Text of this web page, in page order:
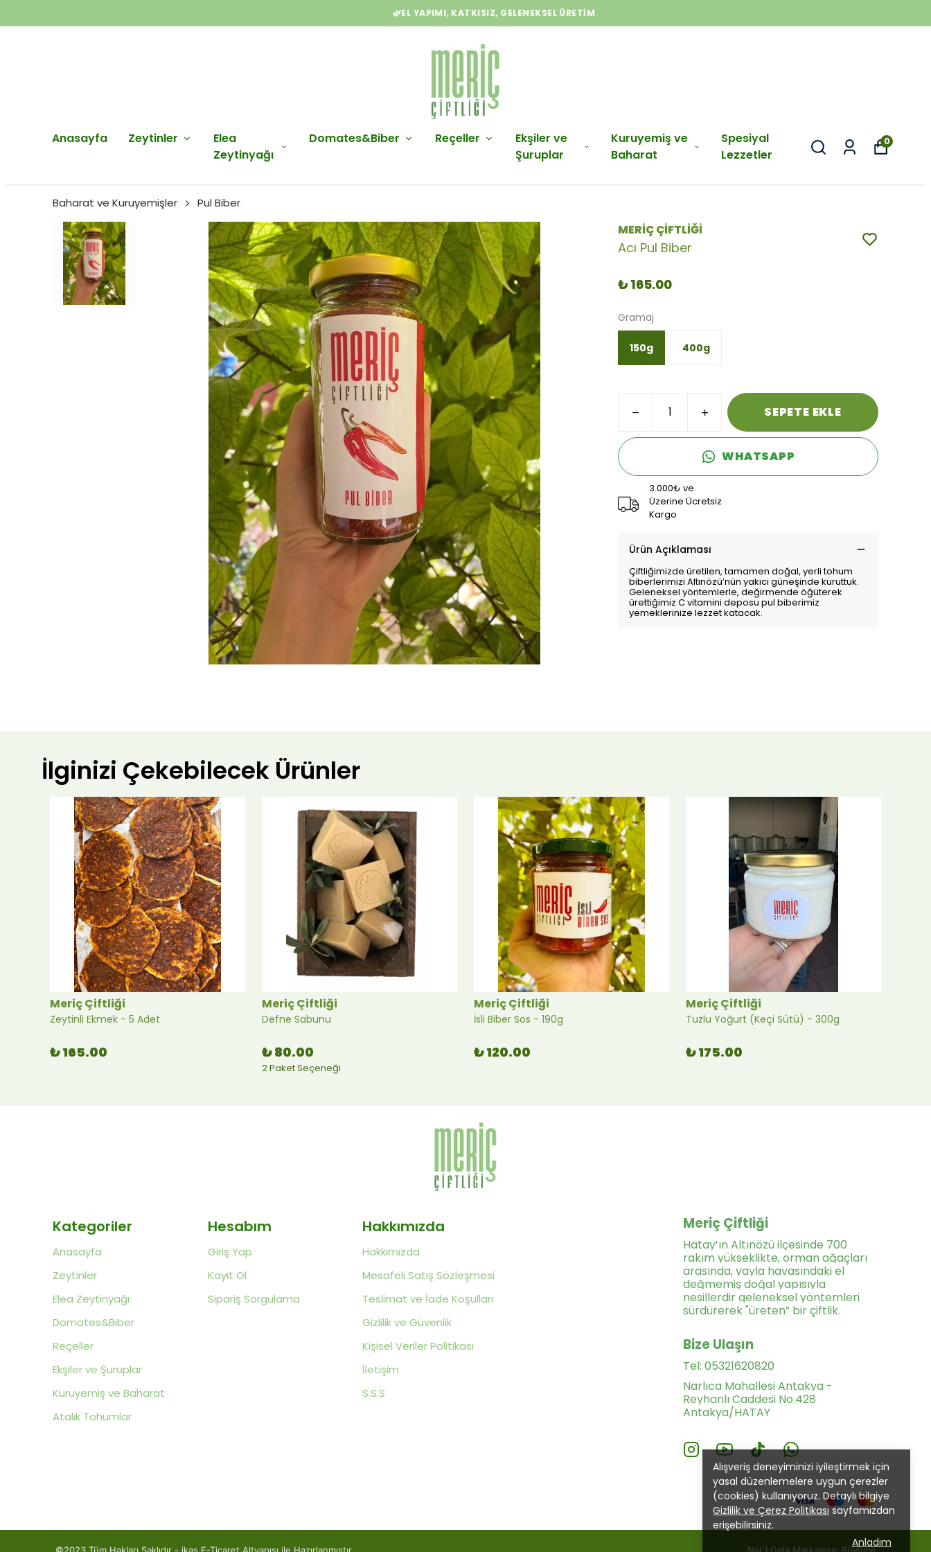
🌿EL YAPIMI, KATKISIZ, GELENEKSEL ÜRETIM
Anasayfa Zeytinler
Elea
Zeytinyağı
Domates&Biber Reçeller
Ekşiler ve
Şuruplar
Kuruyemiş ve
Baharat
Spesiyal
Lezzetler
0
Alışveriş deneyiminizi iyileştirmek için
yasal düzenlemelere uygun çerezler
(cookies) kullanıyoruz. Detaylı bilgiye
Gizlilik ve Çerez Politikasısayfamızdan
erişebilirsiniz.
Anladım
Baharat ve Kuruyemişler Pul Biber
MERİÇ ÇİFTLİĞİ
Acı Pul Biber
₺ 165.00
Gramaj
150g 400g
SEPETE EKLE
WHATSAPP
3.000₺ ve
Üzerine Ücretsiz
Kargo
Ürün Açıklaması
Çiftliğimizde üretilen, tamamen doğal, yerli tohum
biberlerimizi Altınözü’nün yakıcı güneşinde kuruttuk.
Geleneksel yöntemlerle, değirmende öğüterek
ürettiğimiz C vitamini deposu pul biberimiz
yemeklerinize lezzet katacak.
İlginizi Çekebilecek Ürünler
Meriç Çiftliği
Zeytinli Ekmek - 5 Adet
₺ 165.00
Meriç Çiftliği
Defne Sabunu
₺ 80.00
2 Paket Seçeneği
Meriç Çiftliği
İsli Biber Sos - 190g
₺ 120.00
Meriç Çiftliği
Tuzlu Yoğurt (Keçi Sütü) - 300g
₺ 175.00
Kategoriler
Anasayfa
Zeytinler
Elea Zeytinyağı
Domates&Biber
Reçeller
Ekşiler ve Şuruplar
Kuruyemiş ve Baharat
Atalık Tohumlar
Hesabım
Giriş Yap
Kayıt Ol
Sipariş Sorgulama
Hakkımızda
Hakkımızda
Mesafeli Satış Sözleşmesi
Teslimat ve İade Koşulları
Gizlilik ve Güvenlik
Kişisel Veriler Politikası
İletişim
S.S.S
Meriç Çiftliği
Hatay’ın Altınözü ilçesinde 700
rakım yükseklikte, orman ağaçları
arasında, yayla havasındaki el
değmemiş doğal yapısıyla
nesillerdir geleneksel yöntemleri
sürdürerek "üreten” bir çiftlik.
Bize Ulaşın
Tel: 05321620820
Narlıca Mahallesi Antakya -
Reyhanlı Caddesi No.428
Antakya/HATAY